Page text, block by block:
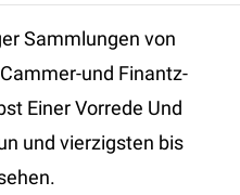
Sammlungen von
und Finantz-
Einer Vorrede Und
und vierzigsten bis